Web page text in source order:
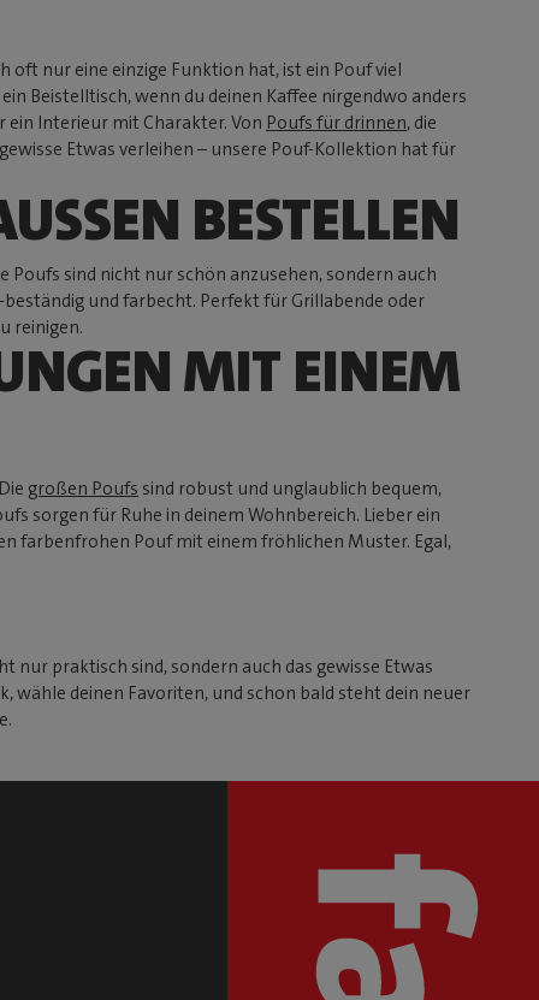
oft nur eine einzige Funktion hat, ist ein Pouf viel
Beistelltisch, wenn du deinen Kaffee nirgendwo anders
Interieur mit Charakter. Von Poufs für drinnen, die
Etwas verleihen – unsere Pouf-Kollektion hat für
BESTELLEN
sind nicht nur schön anzusehen, sondern auch
und farbecht. Perfekt für Grillabende oder
reinigen.
MIT EINEM
großen Poufs sind robust und unglaublich bequem,
sorgen für Ruhe in deinem Wohnbereich. Lieber ein
farbenfrohen Pouf mit einem fröhlichen Muster. Egal,
nur praktisch sind, sondern auch das gewisse Etwas
wähle deinen Favoriten, und schon bald steht dein neuer